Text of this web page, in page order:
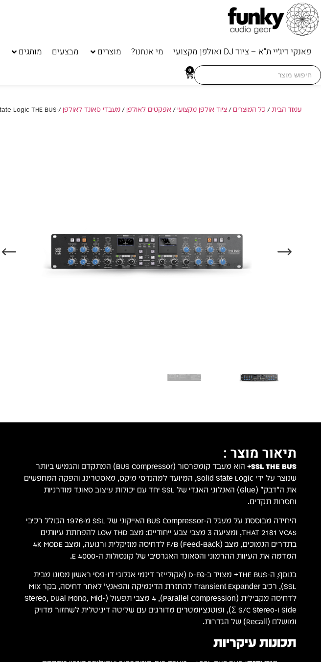
פאנקי דיג׳יי ת"א – ציוד DJ ואולפן מקצועי מי אנחנו? מוצרים מבצעים מותגים
Search
for:
0
עמוד הבית/ כל המוצרים /ציוד אולפן מקצועי / אפקטים לאולפן /מעבדי סאונד לאולפן / Solid State Logic THE BUSּ+ – קומפרסור סיכום אנלוגי
תיאור מוצר :
SSL THE BUS+
הוא מעבד קומפרסור (BUS Compressor) המתקדם והגמיש ביותר
שנוצר על ידי Solid State Logic, המיועד למהנדסי מיקס, מאסטרינג והפקה המחפשים
את ה"דבק" (Glue) האנלוגי האגדי של SSL יחד עם יכולות עיצוב סאונד מודרניות
וחסרות תקדים.
היחידה מבוססת על מעגל ה-BUS Compressor האייקוני של SSL מ-1976 הכולל רכיבי
THAT 2181 VCAs, ומציעה 3 מצבי צבע ייחודיים: מצב LOW THD להפחתת עיוותים
בתדרים הנמוכים, מצב F/B (Feed-Back) לדחיסה מוזיקלית ורגועה, ומצב 4K MODE
המדמה את העיוות ההרמוני והסאונד האגרסיבי של קונסולות ה-4000 E.
בנוסף, ה-THE BUS+ מצויד ב-D-EQ (אקולייזר דינמי אנלוגי דו-פסי ראשון מסוגו מבית
SSL), רכיב Transient Expander להחזרת הדינמיקה והפאנץ' לאחר דחיסה, בקר MIX
לדחיסה מקבילית (Parallel Compression), 4 מצבי תפעול (Stereo, Dual Mono, Mid-
Side ו-Σ S/C Stereo), ופוטנציומטרים מדורגים עם שליטה דיגיטלית לשחזור מדויק
ומושלם (Recall) של הגדרות.
תכונות עיקריות